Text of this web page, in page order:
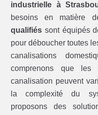
industrielle à
besoins en matière
qualifiés sont équipés
pour déboucher toutes
canalisations
comprenons que les
canalisation peuvent
la complexité du
proposons des